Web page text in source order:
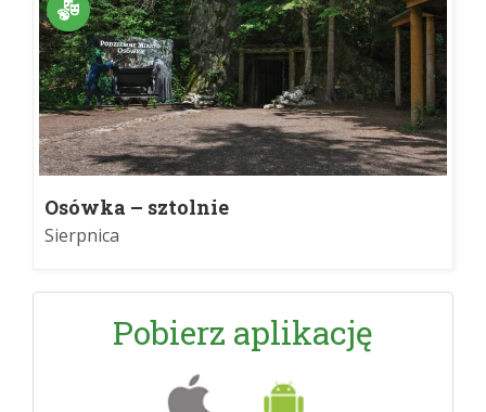
Osówka – sztolnie
Sierpnica
Pobierz aplikację